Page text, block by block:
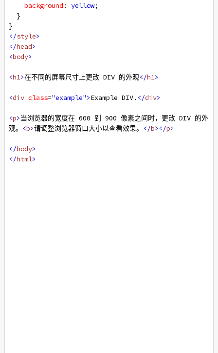
background : yellow;
  }
}
</style>
</head>
<body>
<h1>在不同的屏幕尺寸上更改 DIV 的外观</h1>
<div class="example">Example DIV. </div>
<p>当浏览器的宽度在 600 到 900 像素之间时，更改 DIV 的外
观。
<b>请调整浏览器窗口大小以查看效果。 </b></p>
</body>
</html>